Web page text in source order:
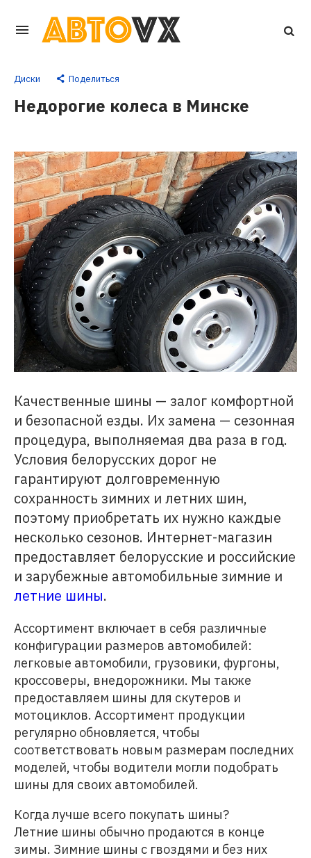
Перейти
основному
контенту
Диски Поделиться
Недорогие колеса в Минске
Качественные шины — залог комфортной
и безопасной езды. Их замена — сезонная
процедура, выполняемая два раза в год.
Условия белорусских дорог не
гарантируют долговременную
сохранность зимних и летних шин,
поэтому приобретать их нужно каждые
несколько сезонов. Интернет-магазин
предоставляет белорусские и российские
и зарубежные автомобильные зимние и
летние шины.
Ассортимент включает в себя различные
конфигурации размеров автомобилей:
легковые автомобили, грузовики, фургоны,
кроссоверы, внедорожники. Мы также
предоставляем шины для скутеров и
мотоциклов. Ассортимент продукции
регулярно обновляется, чтобы
соответствовать новым размерам последних
моделей, чтобы водители могли подобрать
шины для своих автомобилей.
Когда лучше всего покупать шины?
Летние шины обычно продаются в конце
зимы. Зимние шины с гвоздями и без них